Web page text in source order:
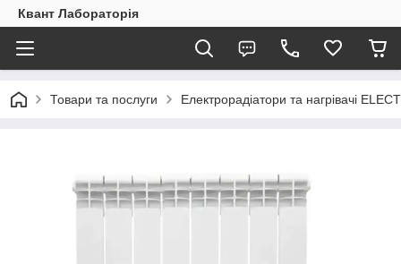
Квант Лабораторія
Товари та послуги Електрорадіатори та нагрівачі